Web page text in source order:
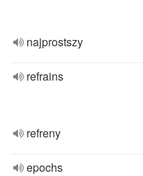
najprostszy
refrains
refreny
epochs